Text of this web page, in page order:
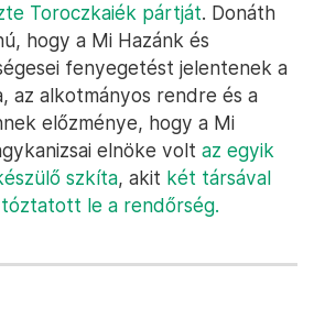
Toroczkaiék pártját. Donáth
hogy a Mi Hazánk és
fenyegetést jelentenek a
az alkotmányos rendre és a
előzménye, hogy a Mi
elnöke volt az egyik
szkíta, akit két társával
le a rendőrség.